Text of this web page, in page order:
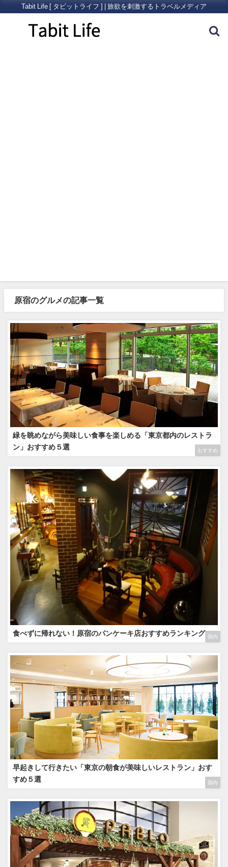
Tabit Life [ タビットライフ ] | 旅欲を刺激するトラベルメディア
原宿のグルメの記事一覧
おすすめ
緑を眺めながら美味しい食事を楽しめる「東京都内のレストラ
ン」おすすめ５選
国内
食べずに帰れない！原宿のパンケーキ店おすすめランキング
国内
早起きして行きたい「東京の朝食が美味しいレストラン」おす
すめ５選